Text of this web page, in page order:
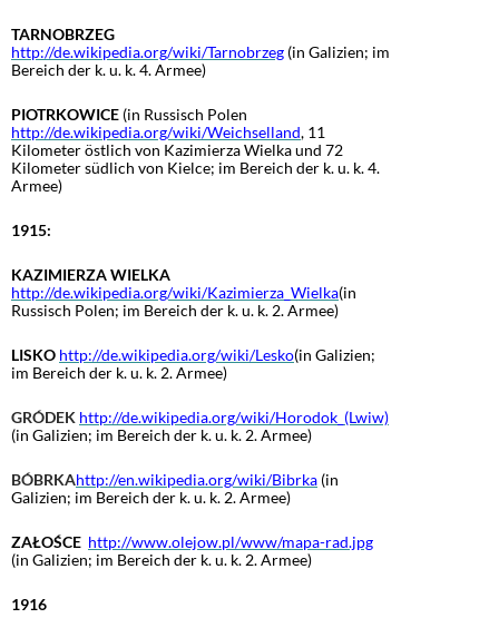
TARNOBRZEG
http://de.wikipedia.org/wiki/Tarnobrzeg (in Galizien; im
Bereich der k. u. k. 4. Armee)
PIOTRKOWICE (in Russisch Polen
http://de.wikipedia.org/wiki/Weichselland, 11
Kilometer östlich von Kazimierza Wielka und 72
Kilometer südlich von Kielce; im Bereich der k. u. k. 4.
Armee)
1915:
KAZIMIERZA WIELKA
http://de.wikipedia.org/wiki/Kazimierza_Wielka(in
Russisch Polen; im Bereich der k. u. k. 2. Armee)
LISKO http://de.wikipedia.org/wiki/Lesko(in Galizien;
im Bereich der k. u. k. 2. Armee)
GRÓDEK http://de.wikipedia.org/wiki/Horodok_(Lwiw)
(in Galizien; im Bereich der k. u. k. 2. Armee)
BÓBRKAhttp://en.wikipedia.org/wiki/Bibrka (in
Galizien; im Bereich der k. u. k. 2. Armee)
ZAŁOŚCE http://www.olejow.pl/www/mapa-rad.jpg
(in Galizien; im Bereich der k. u. k. 2. Armee)
1916